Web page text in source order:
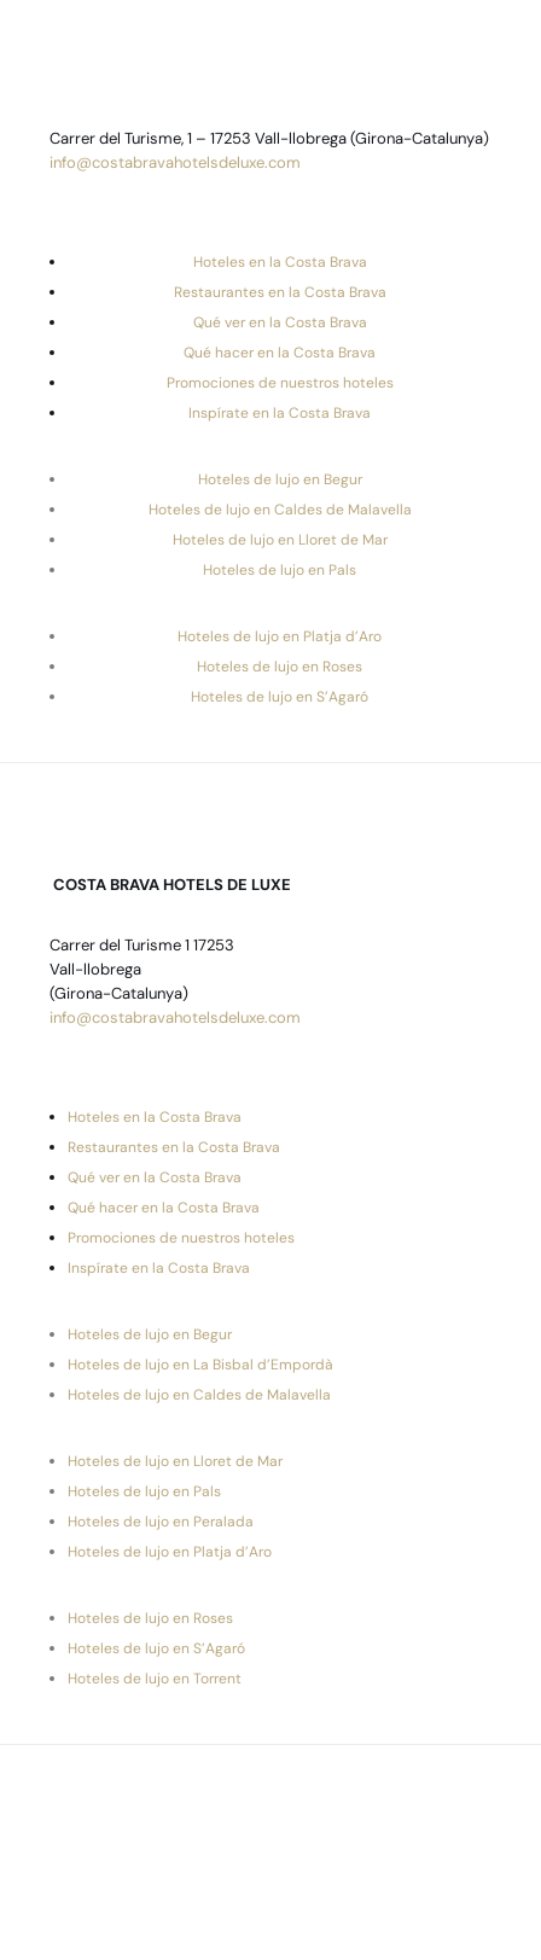
Carrer del Turisme, 1 – 17253 Vall-llobrega (Girona-Catalunya)
info@costabravahotelsdeluxe.com
Hoteles en la Costa Brava
Restaurantes en la Costa Brava
Qué ver en la Costa Brava
Qué hacer en la Costa Brava
Promociones de nuestros hoteles
Inspírate en la Costa Brava
Hoteles de lujo en Begur
Hoteles de lujo en Caldes de Malavella
Hoteles de lujo en Lloret de Mar
Hoteles de lujo en Pals
Hoteles de lujo en Platja d’Aro
Hoteles de lujo en Roses
Hoteles de lujo en S’Agaró
COSTA BRAVA HOTELS DE LUXE
Carrer del Turisme 1 17253
Vall-llobrega
(Girona-Catalunya)
info@costabravahotelsdeluxe.com
Hoteles en la Costa Brava
Restaurantes en la Costa Brava
Qué ver en la Costa Brava
Qué hacer en la Costa Brava
Promociones de nuestros hoteles
Inspírate en la Costa Brava
Hoteles de lujo en Begur
Hoteles de lujo en La Bisbal d’Empordà
Hoteles de lujo en Caldes de Malavella
Hoteles de lujo en Lloret de Mar
Hoteles de lujo en Pals
Hoteles de lujo en Peralada
Hoteles de lujo en Platja d’Aro
Hoteles de lujo en Roses
Hoteles de lujo en S’Agaró
Hoteles de lujo en Torrent